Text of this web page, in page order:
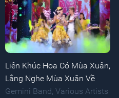
Liên Khúc Hoa Cỏ Mùa Xuân,
Lắng Nghe Mùa Xuân Về
Gemini Band Various Artists